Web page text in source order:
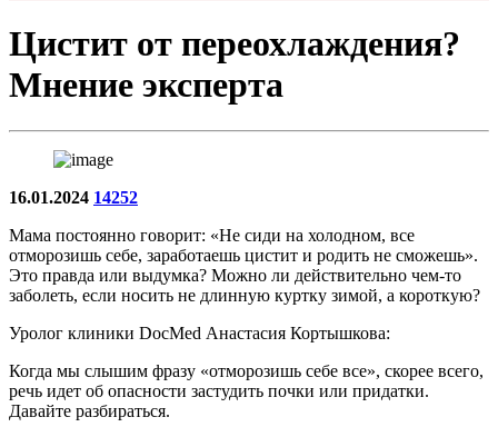
Цистит от переохлаждения?
Мнение эксперта
16.01.2024 14252
Мама постоянно говорит: «Не сиди на холодном, все
отморозишь себе, заработаешь цистит и родить не сможешь».
Это правда или выдумка? Можно ли действительно чем-то
заболеть, если носить не длинную куртку зимой, а короткую?
Уролог клиники DocMed Анастасия Кортышкова:
Когда мы слышим фразу «отморозишь себе все», скорее всего,
речь идет об опасности застудить почки или придатки.
Давайте разбираться.